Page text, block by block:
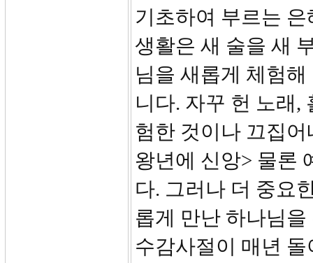
기초하여 부르는
생활은 새 술을 새
님을 새롭게 체험
니다. 자꾸 헌 노래,
험한 것이나 끄집
왕년에 신앙> 물론
다. 그러나 더 중요
롭게 만난 하나님
수감사절이 매년 돌